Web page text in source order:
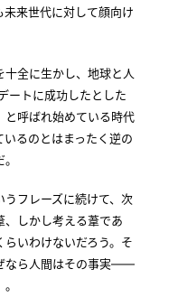
来世代に対して顔向け
全に生かし、地球と人
ートに成功したとした
と呼ばれ始めている時代
るのとはまったく逆の
フレーズに続けて、次
しかし考える葦であ
いわけないだろう。そ
なら人間はその事実――